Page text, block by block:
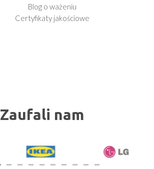
Blog o ważeniu
Certyfikaty jakościowe
Zaufali nam